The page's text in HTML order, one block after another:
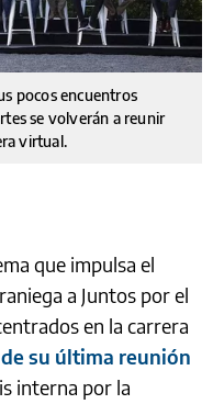
pocos encuentros
se volverán a reunir
virtual.
que impulsa el
a Juntos por el
en la carrera
su última reunión
interna por la